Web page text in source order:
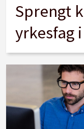
Sprengt
yrkesfag